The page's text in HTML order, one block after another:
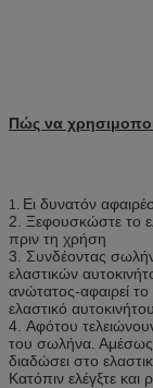
Πώς να
1. Ει δυνατόν
2. Ξεφουσκώστε το
πριν τη χρήση
3. Συνδέοντας
ελαστικών
ανώτατος-αφαιρεί
ελαστικό
4. Αφότου
του σωλήνα. Αμέσως
διαδώσει στο
Κατόπιν ελέγξτε και